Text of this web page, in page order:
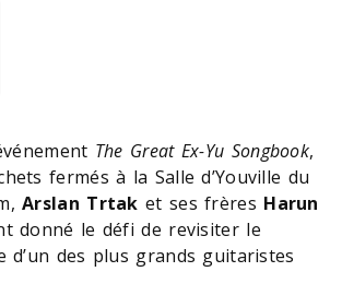
The Great Ex-Yu Songbook,
fermés à la Salle d’Youville du
Arslan Trtak et ses frères Harun
donné le défi de revisiter le
d’un des plus grands guitaristes